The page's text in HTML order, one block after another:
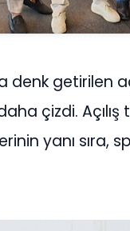
denk getirilen
çizdi.
yanı sıra,